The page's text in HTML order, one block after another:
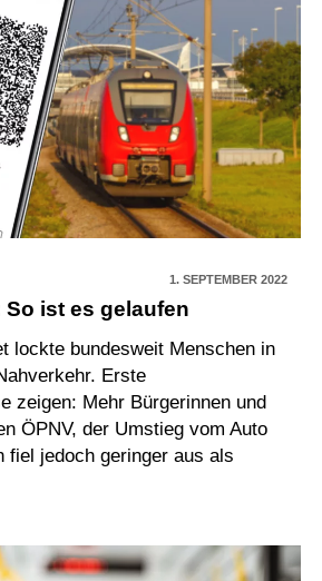
1. SEPTEMBER 2022
ist es gelaufen
lockte bundesweit Menschen in
Erste
zeigen: Mehr Bürgerinnen und
ÖPNV, der Umstieg vom Auto
fiel jedoch geringer aus als